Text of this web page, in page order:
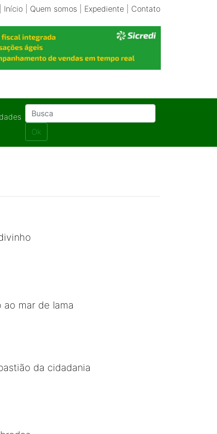
Início| Quem somos Expediente| Contato
Ok
ao mar de lama
da cidadania